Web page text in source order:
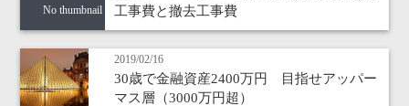
No thumbnail
工事費と撤去工事費
2019/02/16
30歳で金融資産2400万円 目指せアッパー
マス層（3000万円超）